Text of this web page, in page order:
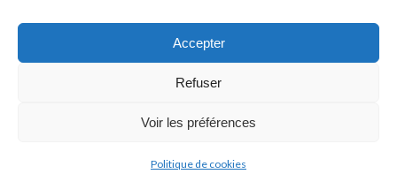
Accepter
Refuser
Voir les préférences
Politique de cookies
ONGLET SUIVANT
Onglet
suivant
NATATION : les échos de la section